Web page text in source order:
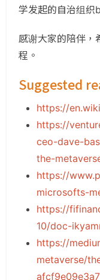
学发起的自治组织
感谢大家的陪伴，
程。
Suggested
https://
https://
ceo-dave-
the-
https://
microsofts-
https://
10/doc-
https://
metaverse/
afcf9e09e3a7